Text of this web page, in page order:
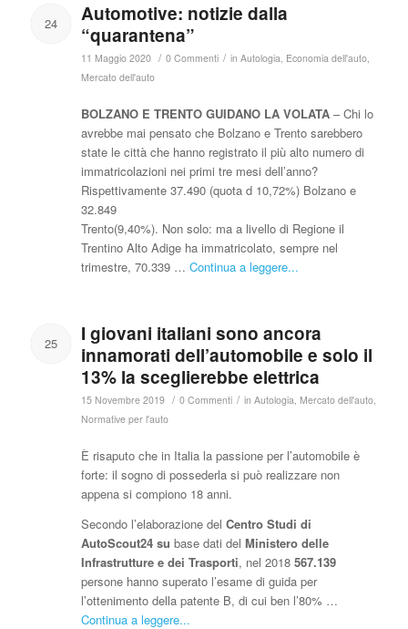
24
Automotive: notizie dalla
“quarantena”
11 Maggio 2020 / 0 Commenti / in Autologia, Economia dell'auto,
Mercato dell'auto
BOLZANO E TRENTO GUIDANO LA VOLATA– Chi lo
avrebbe mai pensato che Bolzano e Trento sarebbero
state le città che hanno registrato il più alto numero di
immatricolazioni nei primi tre mesi dell’anno?
Rispettivamente 37.490 (quota d 10,72%) Bolzano e
32.849
Trento(9,40%). Non solo: ma a livello di Regione il
Trentino Alto Adige ha immatricolato, sempre nel
trimestre, 70.339 … Continua a leggere...
25
I giovani italiani sono ancora
innamorati dell’automobile e solo il
13% la sceglierebbe elettrica
15 Novembre 2019 / 0 Commenti / in Autologia, Mercato dell'auto,
Normative per l'auto
È risaputo che in Italia la passione per l’automobile è
forte: il sogno di possederla si può realizzare non
appena si compiono 18 anni.
Secondo l’elaborazione del Centro Studi di
AutoScout24 su base dati del Ministero delle
Infrastrutture e dei Trasporti, nel 2018 567.139
persone hanno superato l’esame di guida per
l’ottenimento della patente B, di cui ben l’80% …
Continua a leggere...